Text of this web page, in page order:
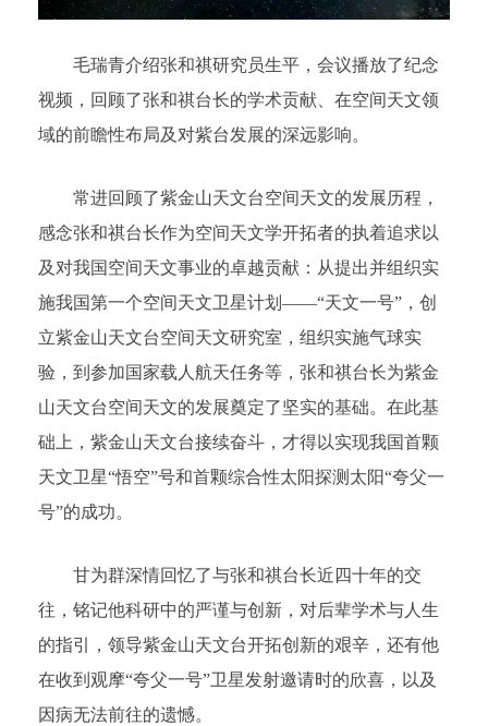
毛瑞青介绍张和祺研究员生平，会议播放了纪念
视频，回顾了张和祺台长的学术贡献、在空间天文领
域的前瞻性布局及对紫台发展的深远影响。
常进回顾了紫金山天文台空间天文的发展历程，
感念张和祺台长作为空间天文学开拓者的执着追求以
及对我国空间天文事业的卓越贡献：从提出并组织实
施我国第一个空间天文卫星计划——“天文一号”，创
立紫金山天文台空间天文研究室，组织实施气球实
验，到参加国家载人航天任务等，张和祺台长为紫金
山天文台空间天文的发展奠定了坚实的基础。在此基
础上，紫金山天文台接续奋斗，才得以实现我国首颗
天文卫星“悟空”号和首颗综合性太阳探测太阳“夸父一
号”的成功。
甘为群深情回忆了与张和祺台长近四十年的交
往，铭记他科研中的严谨与创新，对后辈学术与人生
的指引，领导紫金山天文台开拓创新的艰辛，还有他
在收到观摩“夸父一号”卫星发射邀请时的欣喜，以及
因病无法前往的遗憾。